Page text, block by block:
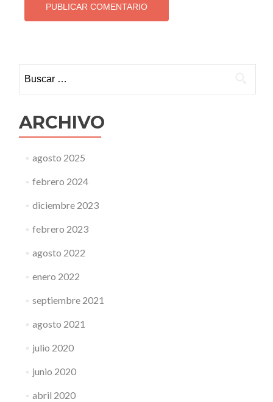
ARCHIVO
agosto 2025
febrero 2024
diciembre 2023
febrero 2023
agosto 2022
enero 2022
septiembre 2021
agosto 2021
julio 2020
junio 2020
abril 2020